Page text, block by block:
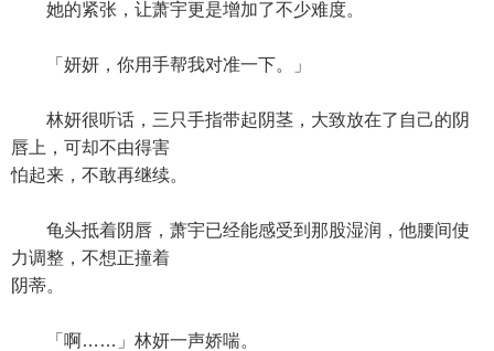
她的紧张，让萧宇更是增加了不少难度。
「妍妍，你用手帮我对准一下。」
林妍很听话，三只手指带起阴茎，大致放在了自己的阴
唇上，可却不由得害
怕起来，不敢再继续。
龟头抵着阴唇，萧宇已经能感受到那股湿润，他腰间使
力调整，不想正撞着
阴蒂。
「啊……」林妍一声娇喘。